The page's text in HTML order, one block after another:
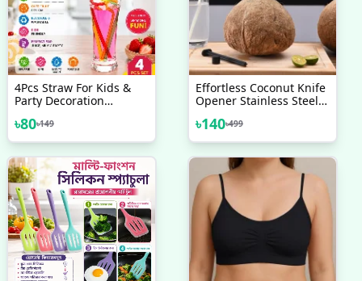
4Pcs Straw For Kids &
Party Decoration
Straw/Reusable Straws
Smoothie Drinking
৳80৳149
Effortless Coconut Knife
Opener Stainless Steel
With Handle
৳140৳499